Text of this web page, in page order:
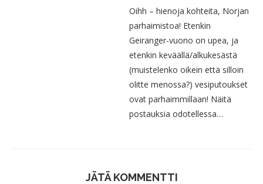
Oihh – hienoja kohteita, Norjan
parhaimistoa! Etenkin
Geiranger-vuono on upea, ja
etenkin keväällä/alkukesästä
(muistelenko oikein että silloin
olitte menossa?) vesiputoukset
ovat parhaimmillaan! Näitä
postauksia odotellessa…
JÄTÄ KOMMENTTI